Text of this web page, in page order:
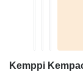
Kemppi